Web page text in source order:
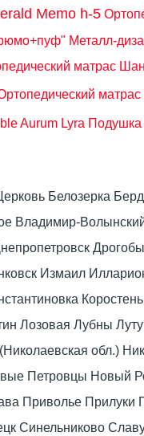
Memo h-5
Металл-
матрас
Aurum Lyra Подушка
Белозерка
Владимир-
Измаил
Лозовая Лубны
обл.)
Петровцы Новый
Приволье
Синельниково